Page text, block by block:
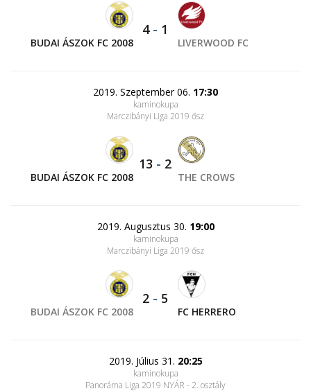
BUDAI ÁSZOK FC 2008
4- 1
LIVERWOOD FC
2019. Szeptember 06. 17:30
kaminokupa
Marczibányi Liga 2019 ősz
BUDAI ÁSZOK FC 2008
13 - 2
THE CROWS
2019. Augusztus 30. 19:00
kaminokupa
Marczibányi Liga 2019 ősz
BUDAI ÁSZOK FC 2008
2 - 5
FC HERRERO
2019. Július 31. 20:25
kaminokupa
Panoráma Liga 2019 NYÁR - 2. osztály